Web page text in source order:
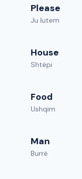
Please
Ju lutem
House
Shtëpi
Food
Ushqim
Man
Burrë